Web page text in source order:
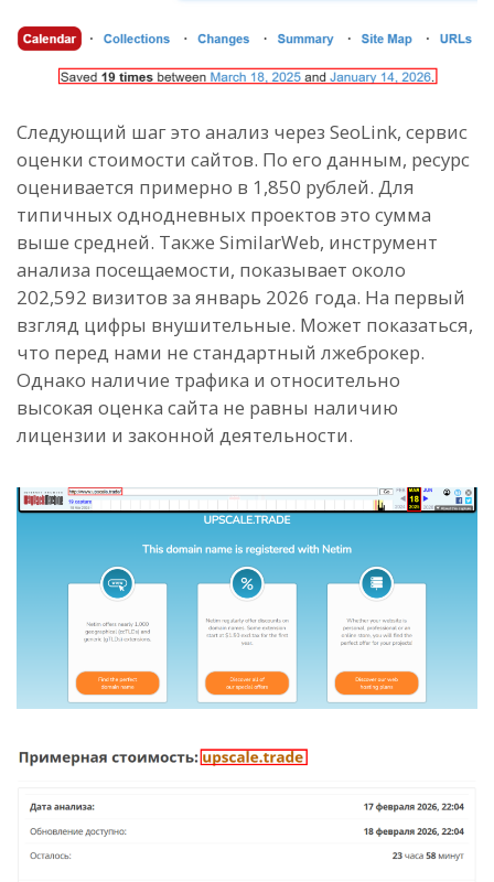
Следующий шаг это анализ через SeoLink, сервис
оценки стоимости сайтов. По его данным, ресурс
оценивается примерно в 1,850 рублей. Для
типичных однодневных проектов это сумма
выше средней. Также SimilarWeb, инструмент
анализа посещаемости, показывает около
202,592 визитов за январь 2026 года. На первый
взгляд цифры внушительные. Может показаться,
что перед нами не стандартный лжеброкер.
Однако наличие трафика и относительно
высокая оценка сайта не равны наличию
лицензии и законной деятельности.